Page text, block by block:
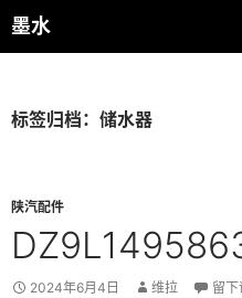
跳
至
墨水
搜
索
标签归档：储水器
陕汽配件
2024年6月4日 维拉 留